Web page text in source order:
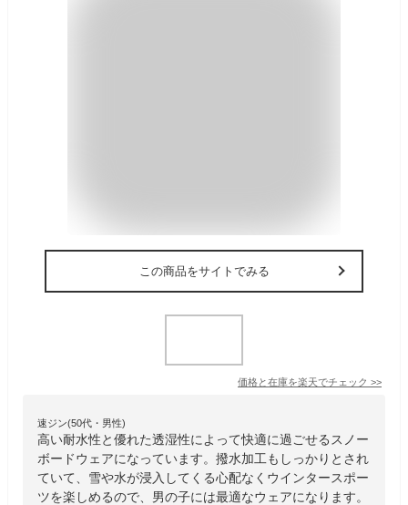
この商品をサイトでみる
価格と在庫を楽天でチェック >>
速ジン(50代・男性)
高い耐水性と優れた透湿性によって快適に過ごせるスノー
ボードウェアになっています。撥水加工もしっかりとされ
ていて、雪や水が浸入してくる心配なくウインタースポー
ツを楽しめるので、男の子には最適なウェアになります。